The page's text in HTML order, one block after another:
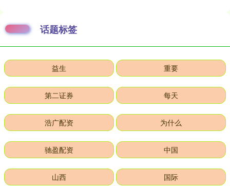
话题标签
益生 重要
第二证券 每天
浩广配资 为什么
驰盈配资 中国
山西 国际